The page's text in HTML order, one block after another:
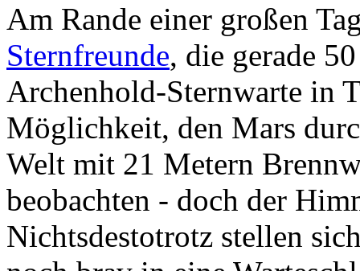
Am Rande einer großen
Sternfreunde, die gerade
Archenhold-Sternwarte in
Möglichkeit, den Mars
Welt mit 21 Metern
beobachten - doch der
Nichtsdestotrotz stellen